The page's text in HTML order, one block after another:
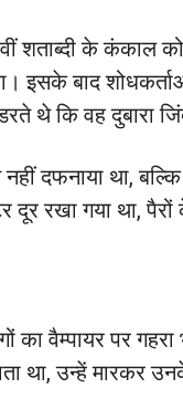
शताब्दी के
इसके बाद
थे कि वह दुबारा
नहीं दफनाया था,
रखा गया था,
का वैम्पायर पर
था, उन्हें मारकर